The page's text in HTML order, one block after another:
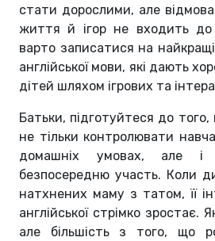
стати дорослими, але
життя й ігор не входить до
варто записатися на
англійської мови, які дають
дітей шляхом ігрових та
Батьки, підготуйтеся до
не тільки контролювати
домашніх умовах, але
безпосередню участь. Коли
натхнених маму з татом, її
англійської стрімко зростає.
але більшість з того, що